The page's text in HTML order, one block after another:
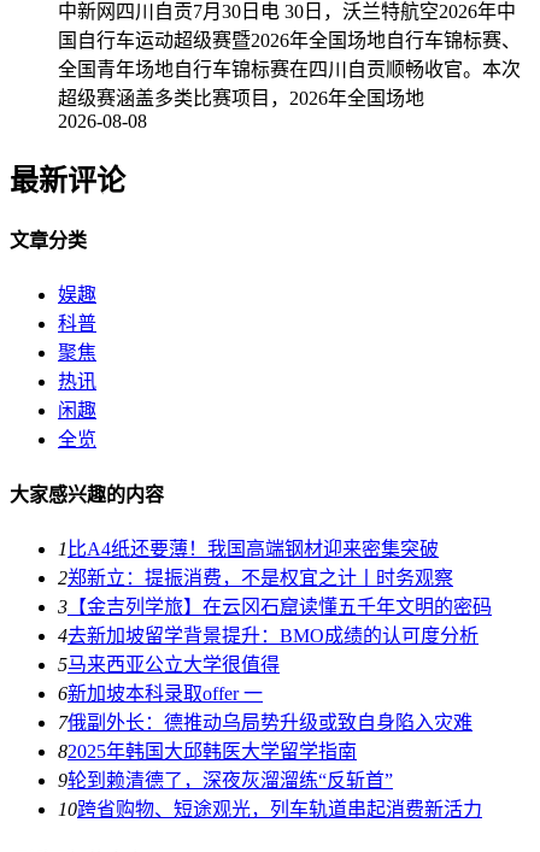
中新网四川自贡7月30日电 30日，沃兰特航空2026年中
国自行车运动超级赛暨2026年全国场地自行车锦标赛、
全国青年场地自行车锦标赛在四川自贡顺畅收官。本次
超级赛涵盖多类比赛项目，2026年全国场地
2026-08-08
最新评论
文章分类
娱趣
科普
聚焦
热讯
闲趣
全览
大家感兴趣的内容
1 比A4纸还要薄！我国高端钢材迎来密集突破
2郑新立：提振消费，不是权宜之计丨时务观察
3 【金吉列学旅】在云冈石窟读懂五千年文明的密码
4去新加坡留学背景提升：BMO成绩的认可度分析
5马来西亚公立大学很值得
6新加坡本科录取offer 一
7俄副外长：德推动乌局势升级或致自身陷入灾难
82025年韩国大邱韩医大学留学指南
9轮到赖清德了，深夜灰溜溜练“反斩首”
10跨省购物、短途观光，列车轨道串起消费新活力